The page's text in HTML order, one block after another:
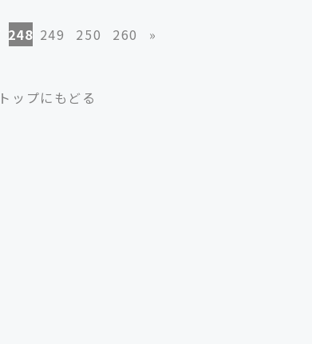
248 249 250 260 »
トップにもどる